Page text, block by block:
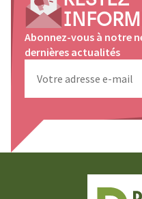
Abonnez-vous à notre
dernières actualités